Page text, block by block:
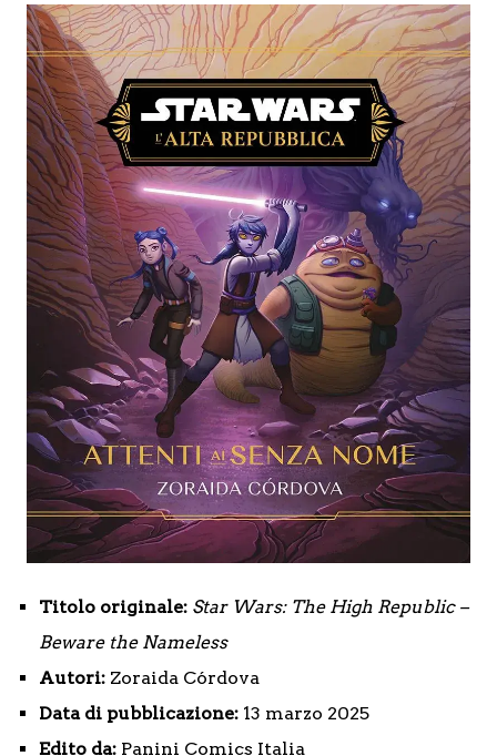
Titolo originale: Star Wars: The High Republic –
Beware the Nameless
Autori: Zoraida Córdova
Data di pubblicazione: 13 marzo 2025
Edito da: Panini Comics Italia